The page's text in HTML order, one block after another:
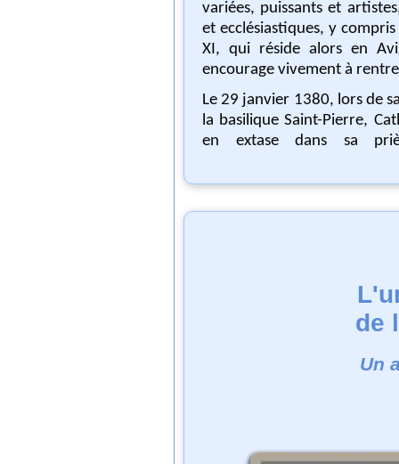
variées, puissants et artistes,
et ecclésiastiques, y
XI, qui réside alors en Avignon, et qu'elle
encourage vivement à
Le 29 janvier 1380, lors de
la basilique Saint-Pierre, Catherine, absorbée
en extase dans sa
de
Un